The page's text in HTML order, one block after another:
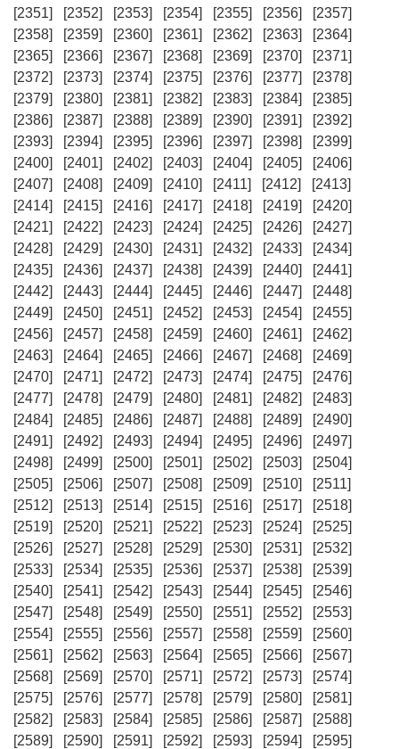
[2351]
[2352] [2353] [2354] [2355] [2356]
[2357]
[2358]
[2359] [2360] [2361] [2362] [2363]
[2364]
[2365]
[2366] [2367] [2368] [2369] [2370]
[2371]
[2372]
[2373] [2374] [2375] [2376] [2377]
[2378]
[2379]
[2380] [2381] [2382] [2383] [2384]
[2385]
[2386]
[2387] [2388] [2389] [2390] [2391]
[2392]
[2393]
[2394] [2395] [2396] [2397] [2398]
[2399]
[2400]
[2401] [2402] [2403] [2404] [2405]
[2406]
[2407]
[2408] [2409] [2410] [2411] [2412]
[2413]
[2414]
[2415] [2416] [2417] [2418] [2419]
[2420]
[2421]
[2422] [2423] [2424] [2425] [2426]
[2427]
[2428]
[2429] [2430] [2431] [2432] [2433]
[2434]
[2435]
[2436] [2437] [2438] [2439] [2440]
[2441]
[2442]
[2443] [2444] [2445] [2446] [2447]
[2448]
[2449]
[2450] [2451] [2452] [2453] [2454]
[2455]
[2456]
[2457] [2458] [2459] [2460] [2461]
[2462]
[2463]
[2464] [2465] [2466] [2467] [2468]
[2469]
[2470]
[2471] [2472] [2473] [2474] [2475]
[2476]
[2477]
[2478] [2479] [2480] [2481] [2482]
[2483]
[2484]
[2485] [2486] [2487] [2488] [2489]
[2490]
[2491]
[2492] [2493] [2494] [2495] [2496]
[2497]
[2498]
[2499] [2500] [2501] [2502] [2503]
[2504]
[2505]
[2506] [2507] [2508] [2509] [2510]
[2511]
[2512]
[2513] [2514] [2515] [2516] [2517]
[2518]
[2519]
[2520] [2521] [2522] [2523] [2524]
[2525]
[2526]
[2527] [2528] [2529] [2530] [2531]
[2532]
[2533]
[2534] [2535] [2536] [2537] [2538]
[2539]
[2540]
[2541] [2542] [2543] [2544] [2545]
[2546]
[2547]
[2548] [2549] [2550] [2551] [2552]
[2553]
[2554]
[2555] [2556] [2557] [2558] [2559]
[2560]
[2561]
[2562] [2563] [2564] [2565] [2566]
[2567]
[2568]
[2569] [2570] [2571] [2572] [2573]
[2574]
[2575]
[2576] [2577] [2578] [2579] [2580]
[2581]
[2582]
[2583] [2584] [2585] [2586] [2587]
[2588]
[2589]
[2590] [2591] [2592] [2593] [2594]
[2595]